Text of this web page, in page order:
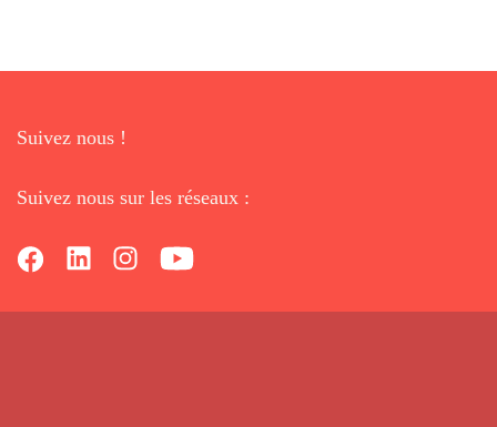
Suivez nous !
Suivez nous sur les réseaux :